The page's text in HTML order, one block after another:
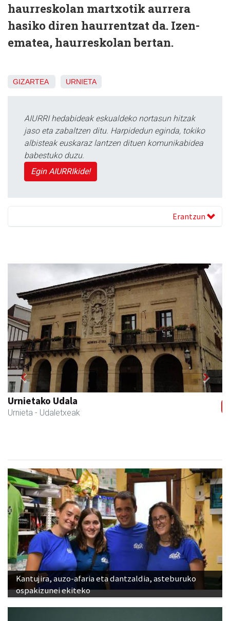
haurreskolan martxotik aurrera
hasiko diren haurrentzat da. Izen-
ematea, haurreskolan bertan.
GIZARTEA URNIETA
AIURRI hedabideak eskualdeko nortasun hitzak
jaso eta zabaltzen ditu. Harpidedun eginda, tokiko
albisteak euskaraz lantzen dituen komunikabidea
babestuko duzu.
Egin AIURRIkide!
Erantzun
Guria
Urnieta - Jatetxeak
Previous Next
Kantujira, auzo-afaria eta dantzaldia, asteburuko
ospakizunei ekiteko